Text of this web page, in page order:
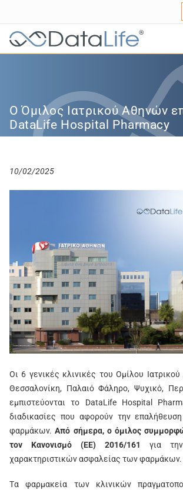
®
Ο Όμιλος Ιατρικού Αθηνών
DataLife Hospital Pharmacy
10/02/2025
Οι 6 γενικές κλινικές του Ομίλου
Θεσσαλονίκη, Παλαιό Φάληρο, Ψυχικό,
εμπιστεύονται το DataLife Hospital
διαδικασίες που αφορούν την
φαρμάκων.Από σήμερα, ο όμιλος
τον Κανονισμό (ΕΕ) 2016/161
για
χαρακτηριστικών ασφαλείας των φαρμάκων.
Tα φαρμακεία των κλινικών